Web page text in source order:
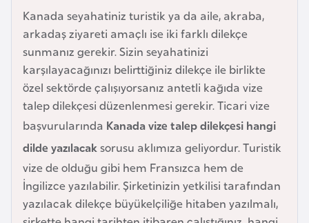
Kanada seyahatiniz turistik ya da aile, akraba,
arkadaş ziyareti amaçlı ise iki farklı dilekçe
sunmanız gerekir. Sizin seyahatinizi
karşılayacağınızı belirttiğiniz dilekçe ile birlikte
özel sektörde çalışıyorsanız antetli kağıda vize
talep dilekçesi düzenlenmesi gerekir. Ticari vize
başvurularında Kanada vize talep dilekçesi hangi
dilde yazılacaksorusu aklımıza geliyordur. Turistik
vize de olduğu gibi hem Fransızca hem de
İngilizce yazılabilir. Şirketinizin yetkilisi tarafından
yazılacak dilekçe büyükelçiliğe hitaben yazılmalı,
u
B
e
l
ç
k
a
B